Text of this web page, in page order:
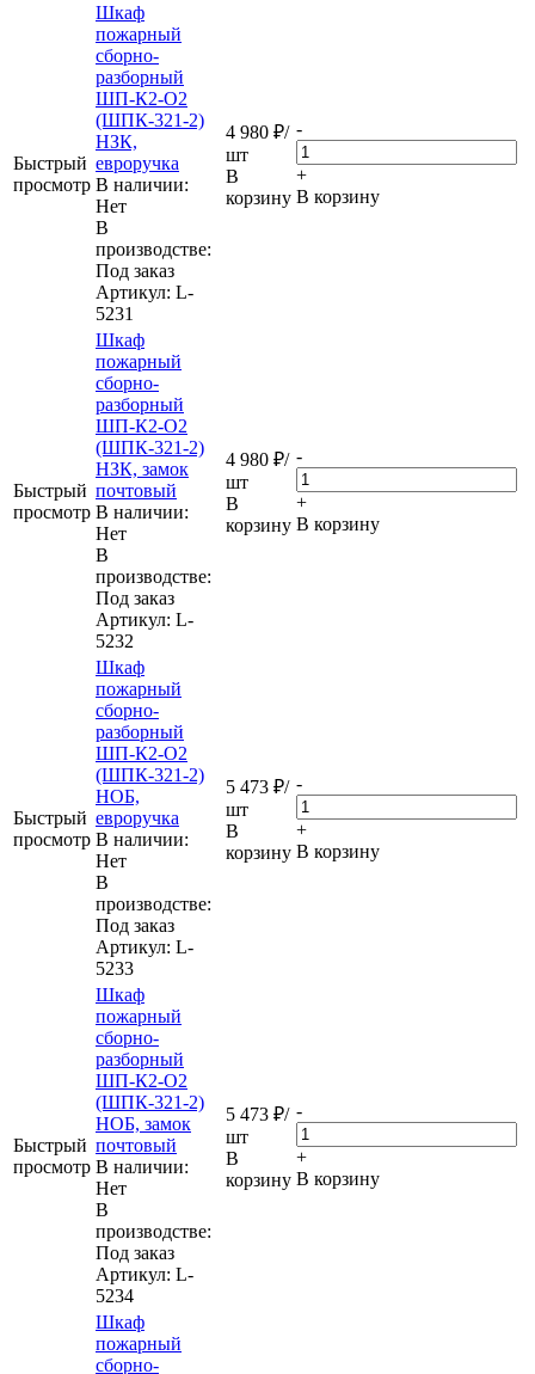
Быстрый
просмотр
Шкаф
пожарный
сборно-
разборный
ШП-К2-О2
(ШПК-321-2)
НЗК,
евроручка
В наличии:
Нет
В
производстве:
Под заказ
Артикул: L-
5231
4 980 ₽/
шт
В
корзину
-
+
В корзину
Быстрый
просмотр
Шкаф
пожарный
сборно-
разборный
ШП-К2-О2
(ШПК-321-2)
НЗК, замок
почтовый
В наличии:
Нет
В
производстве:
Под заказ
Артикул: L-
5232
4 980 ₽/
шт
В
корзину
-
+
В корзину
Быстрый
просмотр
Шкаф
пожарный
сборно-
разборный
ШП-К2-О2
(ШПК-321-2)
НОБ,
евроручка
В наличии:
Нет
В
производстве:
Под заказ
Артикул: L-
5233
5 473 ₽/
шт
В
корзину
-
+
В корзину
Быстрый
просмотр
Шкаф
пожарный
сборно-
разборный
ШП-К2-О2
(ШПК-321-2)
НОБ, замок
почтовый
В наличии:
Нет
В
производстве:
Под заказ
Артикул: L-
5234
5 473 ₽/
шт
В
корзину
-
+
В корзину
Шкаф
пожарный
сборно-